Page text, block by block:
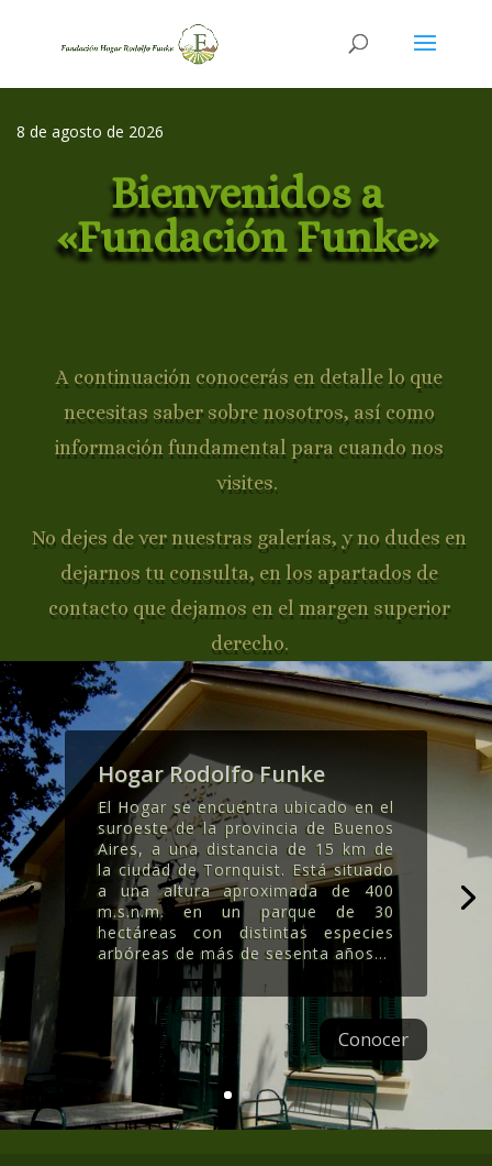
8 de agosto de 2026
Bienvenidos a
«Fundación Funke»
A continuación conocerás en detalle lo que
necesitas saber sobre nosotros, así como
información fundamental para cuando nos
visites.
No dejes de ver nuestras galerías, y no dudes en
dejarnos tu consulta, en los apartados de
contacto que dejamos en el margen superior
derecho.
Hogar Rodolfo Funke
El Hogar se encuentra ubicado en el
suroeste de la provincia de Buenos
Aires, a una distancia de 15 km de
la ciudad de Tornquist. Está situado
a una altura aproximada de 400
m.s.n.m. en un parque de 30
hectáreas con distintas especies
arbóreas de más de sesenta años...
Conocer